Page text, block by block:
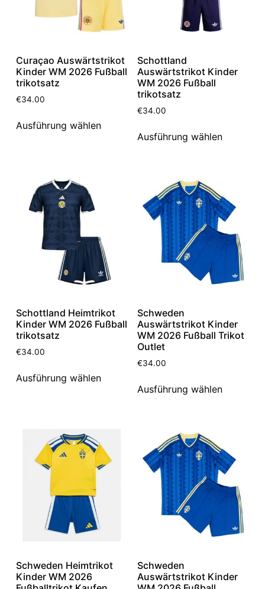
Curaçao Auswärtstrikot
Kinder WM 2026 Fußball
trikotsatz
€34.00
Ausführung wählen
Schottland
Auswärtstrikot Kinder
WM 2026 Fußball
trikotsatz
€34.00
Ausführung wählen
Schottland Heimtrikot
Kinder WM 2026 Fußball
trikotsatz
€34.00
Ausführung wählen
Schweden
Auswärtstrikot Kinder
WM 2026 Fußball Trikot
Outlet
€34.00
Ausführung wählen
Schweden Heimtrikot
Kinder WM 2026
Schweden
Auswärtstrikot Kinder